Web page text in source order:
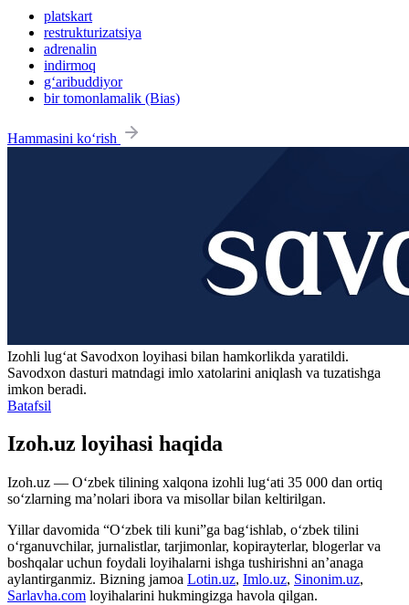
platskart
restrukturizatsiya
adrenalin
indirmoq
g‘aribuddiyor
bir tomonlamalik (Bias)
Hammasini ko‘rish
Izohli lugʻat Savodxon loyihasi bilan hamkorlikda yaratildi.
Savodxon dasturi matndagi imlo xatolarini aniqlash va tuzatishga
imkon beradi.
Batafsil
Izoh.uz loyihasi haqida
Izoh.uz — O‘zbek tilining xalqona izohli lug‘ati 35 000 dan ortiq
so‘zlarning ma’nolari ibora va misollar bilan keltirilgan.
Yillar davomida “O‘zbek tili kuni”ga bag‘ishlab, o‘zbek tilini
o‘rganuvchilar, jurnalistlar, tarjimonlar, kopirayterlar, blogerlar va
boshqalar uchun foydali loyihalarni ishga tushirishni an’anaga
aylantirganmiz. Bizning jamoa Lotin.uz, Imlo.uz, Sinonim.uz,
Sarlavha.com loyihalarini hukmingizga havola qilgan.